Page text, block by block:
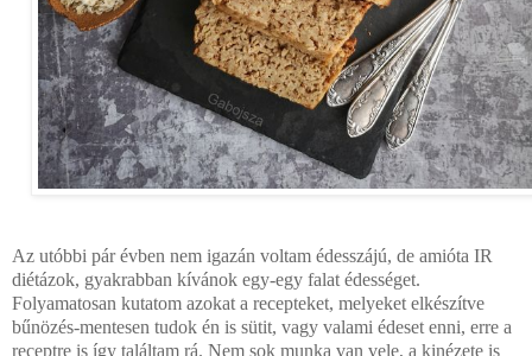
Az utóbbi pár évben nem igazán voltam édesszájú, de amióta IR
diétázok, gyakrabban kívánok egy-egy falat édességet.
Folyamatosan kutatom azokat a recepteket, melyeket elkészítve
bűnözés-mentesen tudok én is sütit, vagy valami édeset enni, erre a
receptre is így találtam rá. Nem sok munka van vele, a kinézete is